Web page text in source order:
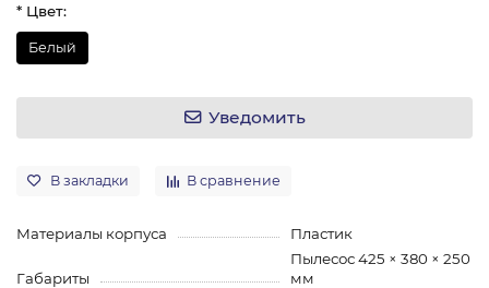
* Цвет:
Белый
Уведомить
В закладки В сравнение
Материалы корпуса Пластик
Габариты
Пылесос 425 × 380 × 250
мм